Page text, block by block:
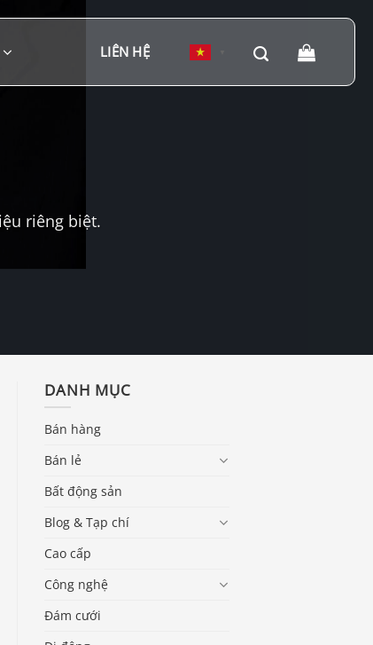
LIÊN HỆ
riêng biệt.
DANH MỤC
Bán hàng
Bán lẻ
Bất động sản
Blog & Tạp chí
Cao cấp
Công nghệ
Đám cưới